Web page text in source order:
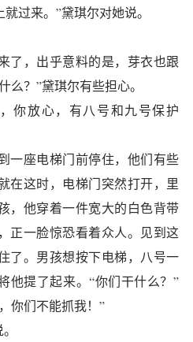
过来。”黛琪尔对她说。
了，出乎意料的是，芽衣也跟
么？”黛琪尔有些担心。
你放心，有八号和九号保护
一座电梯门前停住，他们有些
在这时，电梯门突然打开，里
，他穿着一件宽大的白色背带
正一脸惊恐看着众人。见到这
了。男孩想按下电梯，八号一
他提了起来。“你们干什么？”
你们不能抓我！”